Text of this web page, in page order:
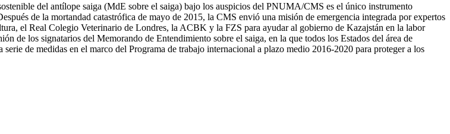
del antílope saiga (MdE sobre el saiga) bajo los auspicios del PNUMA/CMS es el único instrumento
de la mortandad catastrófica de mayo de 2015, la CMS envió una misión de emergencia integrada por expertos
el Real Colegio Veterinario de Londres, la ACBK y la FZS para ayudar al gobierno de Kazajstán en la labor
de los signatarios del Memorando de Entendimiento sobre el saiga, en la que todos los Estados del área de
de medidas en el marco del Programa de trabajo internacional a plazo medio 2016-2020 para proteger a los